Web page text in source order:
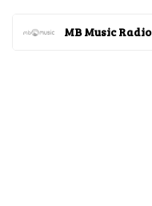
MB Music Radio